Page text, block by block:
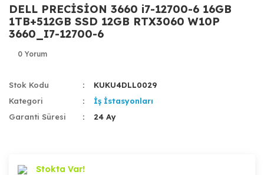
DELL PRECİSİON 3660 i7-12700-6 16GB
1TB+512GB SSD 12GB RTX3060 W10P
3660_I7-12700-6
0 Yorum
Stok Kodu
KUKU4DLL0029
Kategori
İş İstasyonları
Garanti Süresi
24 Ay
Stokta Var!